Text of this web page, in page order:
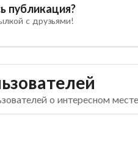
публикация?
с друзьями!
о интересном